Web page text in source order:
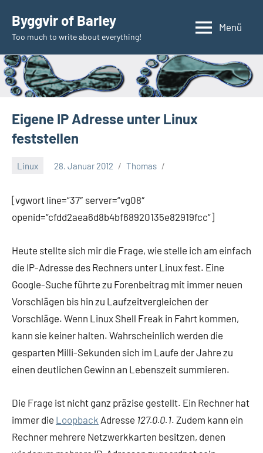
Inhalt
springen
Byggvir of Barley
Too much to write about everything!
Menü
Eigene IP Adresse unter Linux
feststellen
Linux 28. Januar 2012 Thomas
[vgwort line=“37″ server=“vg08″
openid=“cfdd2aea6d8b4bf68920135e82919fcc“]
Heute stellte sich mir die Frage, wie stelle ich am einfach
die IP-Adresse des Rechners unter Linux fest. Eine
Google-Suche führte zu Forenbeitrag mit immer neuen
Vorschlägen bis hin zu Laufzeitvergleichen der
Vorschläge. Wenn Linux Shell Freak in Fahrt kommen,
kann sie keiner halten. Wahrscheinlich werden die
gesparten Milli-Sekunden sich im Laufe der Jahre zu
einen deutlichen Gewinn an Lebenszeit summieren.
Die Frage ist nicht ganz präzise gestellt. Ein Rechner hat
immer die Loopback Adresse 127.0.0.1. Zudem kann ein
Rechner mehrere Netzwerkkarten besitzen, denen